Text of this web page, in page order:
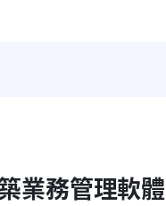
業務管理軟